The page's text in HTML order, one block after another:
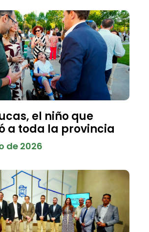
el niño que
a toda la provincia
de 2026